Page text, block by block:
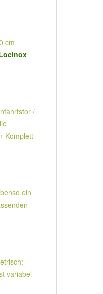
cm
/
Komplett-
ein
variabel